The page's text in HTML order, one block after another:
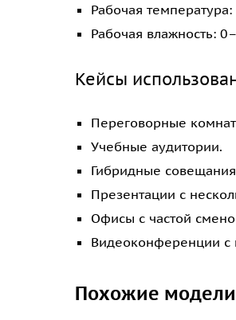
Рабочая температура:
Рабочая влажность:
Кейсы
Переговорные
Учебные аудитории.
Гибридные
Презентации с
Офисы с частой
Видеоконференции
Похожие модели